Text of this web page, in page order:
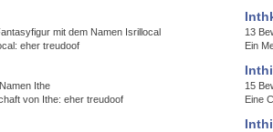
mit dem Namen Isrillocal
eher treudoof
13
Ein
Ithe
von Ithe: eher treudoof
15
Eine